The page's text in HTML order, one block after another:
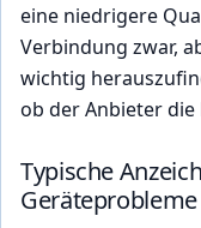
eine niedrigere
Verbindung zwar,
wichtig
ob der Anbieter
Typische
Geräteprobleme